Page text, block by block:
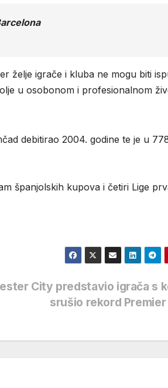
želje igrače i kluba ne mogu biti
u osobonom i profesionalnom
debitirao 2004. godine te je u
španjolskih kupova i četiri Lige
City predstavio igrača s
srušio rekord